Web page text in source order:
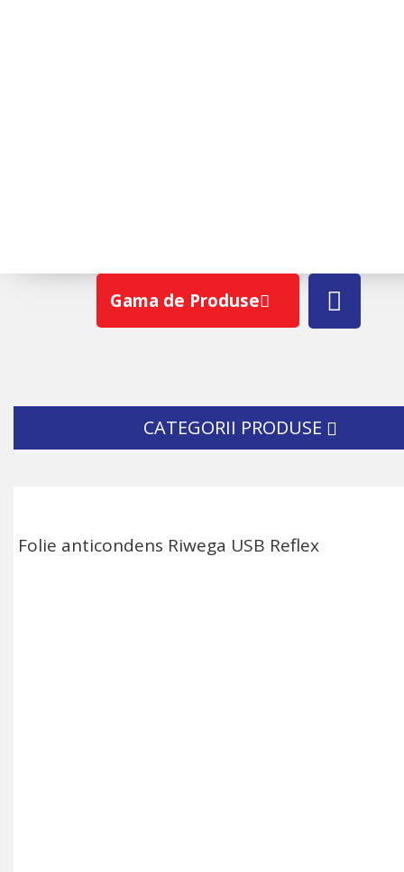
Gama de Produse
USB REFLEX
CATEGORII PRODUSE
Folie anticondens Riwega USB Reflex